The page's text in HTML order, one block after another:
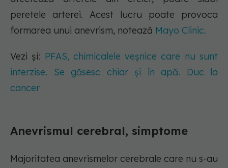
peretele arterei. Acest lucru poate provoca
formarea unui anevrism, notează Mayo Clinic.
Vezi și: PFAS, chimicalele veșnice care nu sunt
interzise. Se găsesc chiar și în apă. Duc la
cancer
Anevrismul cerebral, simptome
Majoritatea anevrismelor cerebrale care nu s-au